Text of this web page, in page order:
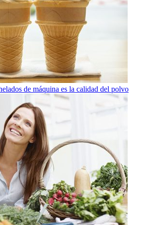
de máquina es la calidad del polvo